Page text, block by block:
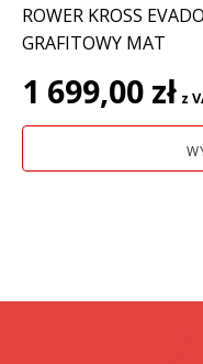
ROWER KROSS
GRAFITOWY MAT
1 699,00 zł z